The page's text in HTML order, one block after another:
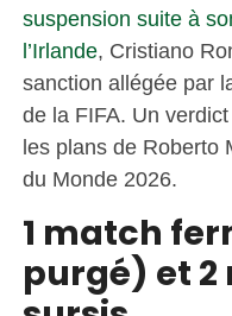
suspension suite à
l’Irlande, Cristiano
sanction allégée par
de la FIFA. Un
les plans de Roberto
du Monde 2026.
1 match
purgé) et